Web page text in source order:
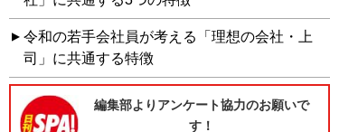
令和の若手会社員が考える「理想の会社・上
司」に共通する特徴